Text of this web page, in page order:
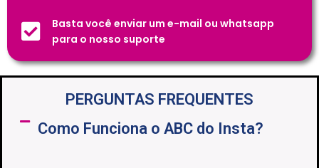
Basta você enviar um e-mail ou whatsapp
para o nosso suporte
PERGUNTAS FREQUENTES
Como Funciona o ABC do Insta?